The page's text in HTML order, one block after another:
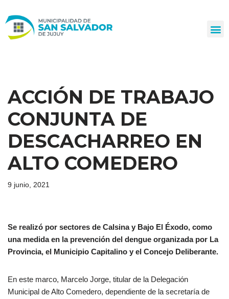
al
ACCIÓN DE TRABAJO
CONJUNTA DE
DESCACHARREO EN
ALTO COMEDERO
9 junio, 2021
Se realizó por sectores de Calsina y Bajo El Éxodo, como
una medida en la prevención del dengue organizada por La
Provincia, el Municipio Capitalino y el Concejo Deliberante.
En este marco, Marcelo Jorge, titular de la Delegación
Municipal de Alto Comedero, dependiente de la secretaría de